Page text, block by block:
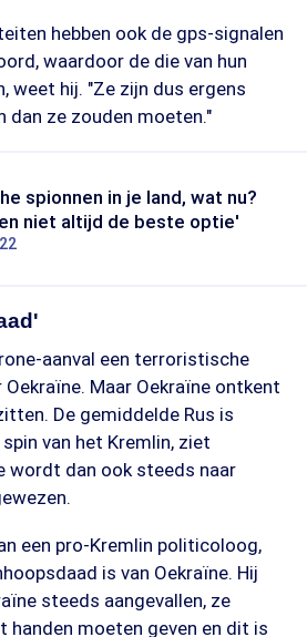
hebben ook de gps-signalen
waardoor de die van hun
weet hij. "Ze zijn dus ergens
dan ze zouden moeten."
spionnen in je land, wat nu?
niet altijd de beste optie'
aanval een terroristische
Maar Oekraïne ontkent
De gemiddelde Rus is
van het Kremlin, ziet
wordt dan ook steeds naar
een pro-Kremlin politicoloog,
is van Oekraïne. Hij
steeds aangevallen, ze
handen moeten geven en dit is